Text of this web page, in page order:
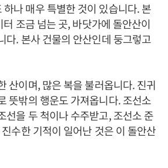
나 매우 특별한 것이 있습니다. 본
조금 넘는 곳, 바닷가에 돌안산이
다. 본사 건물의 안산인데 둥그렇고
산이며, 많은 복을 불러옵니다. 진귀
뜻밖의 행운도 가져옵니다. 조선소
선을 두 척이나 수주받고, 조선소 준
수한 기적이 일어난 것은 이 돌안산